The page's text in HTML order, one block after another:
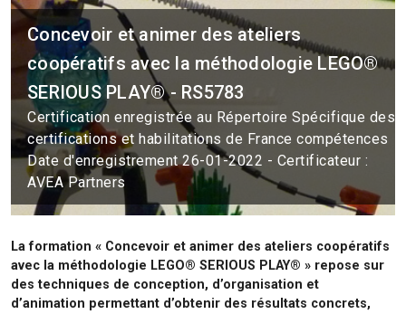
Concevoir et animer des ateliers
coopératifs avec la méthodologie LEGO®
SERIOUS PLAY® - RS5783
Certification enregistrée au Répertoire Spécifique des
certifications et habilitations de France compétences
Date d'enregistrement 26-01-2022 - Certificateur :
AVEA Partners
La formation « Concevoir et animer des ateliers coopératifs
avec la méthodologie LEGO® SERIOUS PLAY® » repose sur
des techniques de conception, d’organisation et
d’animation permettant d’obtenir des résultats concrets,